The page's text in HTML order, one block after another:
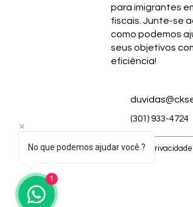
para imigrantes
fiscais. Junte-se
como podemos
seus objetivos
eficiência!
(301) 933-4724
Política de Privacidade
No que podemos ajudar você ?
1